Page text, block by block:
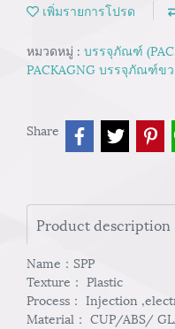
เพิ่มรายการโปรด
หมวดหมู่ : บรรจุภัณฑ์
PACKAGNG บรรจุภัณฑ์ข
Share
Product description
Name：SPP
Texture： Plastic
Process： Injection
Material： CUP/ABS/